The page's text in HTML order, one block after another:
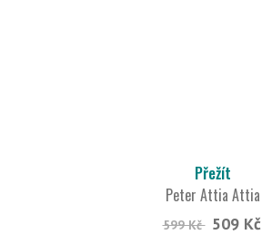
Přežít
Peter Attia Attia
599 Kč 509 Kč